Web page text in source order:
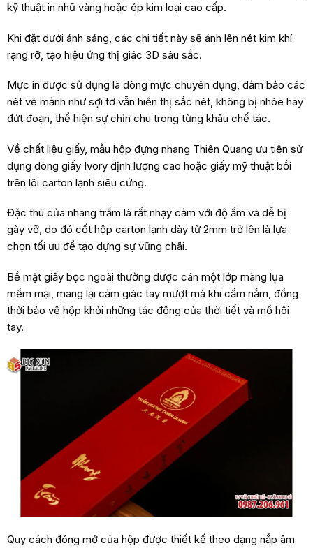
kỹ thuật in nhũ vàng hoặc ép kim loại cao cấp.
Khi đặt dưới ánh sáng, các chi tiết này sẽ ánh lên nét kim khí
rạng rỡ, tạo hiệu ứng thị giác 3D sâu sắc.
Mực in được sử dụng là dòng mực chuyên dụng, đảm bảo các
nét vẽ mảnh như sợi tơ vẫn hiển thị sắc nét, không bị nhòe hay
đứt đoạn, thể hiện sự chỉn chu trong từng khâu chế tác.
Về chất liệu giấy, mẫu hộp đựng nhang Thiên Quang ưu tiên sử
dụng dòng giấy Ivory định lượng cao hoặc giấy mỹ thuật bồi
trên lõi carton lạnh siêu cứng.
Đặc thù của nhang trầm là rất nhạy cảm với độ ẩm và dễ bị
gãy vỡ, do đó cốt hộp carton lạnh dày từ 2mm trở lên là lựa
chọn tối ưu để tạo dựng sự vững chãi.
Bề mặt giấy bọc ngoài thường được cán một lớp màng lụa
mềm mại, mang lại cảm giác tay mượt mà khi cầm nắm, đồng
thời bảo vệ hộp khỏi những tác động của thời tiết và mồ hôi
tay.
Quy cách đóng mở của hộp được thiết kế theo dạng nắp âm